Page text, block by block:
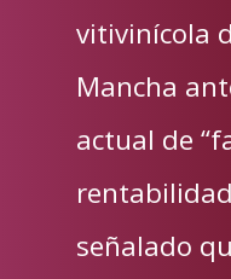
vitivinícola
Mancha
actual de
señalado